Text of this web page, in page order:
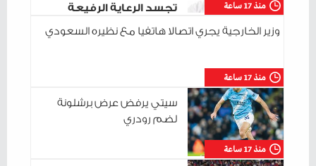
منذ 17 ساعة
تجسد الرعاية الرفيعة
للإعلام الوطني
منذ 17 ساعة
وزير الخارجية يجري اتصالا هاتفيا مع نظيره السعودي
منذ 17 ساعة
سيتي يرفض عرض برشلونة
لضم رودري